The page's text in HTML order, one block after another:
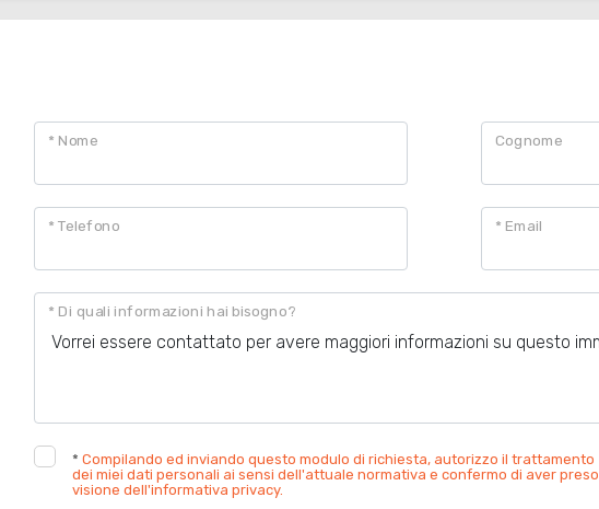
* Nome Cognome
* Telefono * Email
* Di quali informazioni hai bisogno?
* Compilando ed inviando questo modulo di richiesta, autorizzo il trattamento
dei miei dati personali ai sensi dell'attuale normativa e confermo di aver preso
visione dell'informativa privacy.